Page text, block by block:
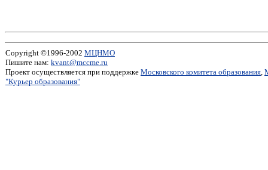
Copyright ©1996-2002 МЦНМО
Пишите нам: kvant@mccme.ru
Проект осуществляется при поддержке Московского комитета образования,
"Курьер образования"